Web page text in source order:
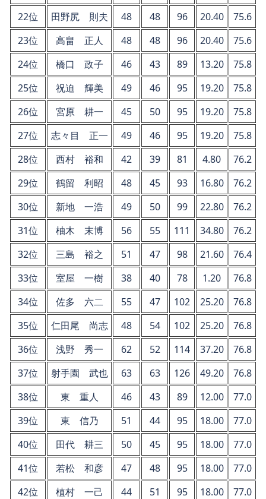
22位
田野尻 則夫 48 48 96 20.40
75.6
23位
高畠 正人 48 48 96 20.40
75.6
24位
橋口 政子 46 43 89 13.20
75.8
25位
祝迫 輝美 49 46 95 19.20
75.8
26位
宮原 耕一 45 50 95 19.20
75.8
27位
志々目 正一 49 46 95 19.20
75.8
28位
西村 裕和 42 39 81 4.80
76.2
29位
鶴留 利昭 48 45 93 16.80
76.2
30位
新地 一浩 49 50 99 22.80
76.2
31位
柚木 末博 56 55 111 34.80
76.2
32位
三島 裕之 51 47 98 21.60
76.4
33位
室屋 一樹 38 40 78 1.20
76.8
34位
佐多 六二 55 47 102 25.20
76.8
35位
仁田尾 尚志 48 54 102 25.20
76.8
36位
浅野 秀一 62 52 114 37.20
76.8
37位
射手園 武也 63 63 126 49.20
76.8
38位
東 重人 46 43 89 12.00
77.0
39位
東 信乃 51 44 95 18.00
77.0
40位
田代 耕三 50 45 95 18.00
77.0
41位
若松 和彦 47 48 95 18.00
77.0
42位
植村 一己 44 51 95 18.00
77.0